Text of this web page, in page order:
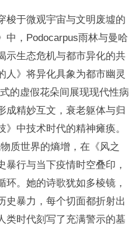
梭于微观宇宙与文明废墟的
中，Podocarpus雨林与曼哈
示生态危机与都市异化的共
人》将异化具象为都市幽灵
的虚假花朵间展现现代性病
成精妙互文，衰老躯体与归
中技术时代的精神瘫痪。
质世界的熵增，在《风之
行与当下疫情时空叠印，
。她的诗歌犹如多棱镜，
史暴力，每个切面都折射出
类时代刻写了充满警示的墓